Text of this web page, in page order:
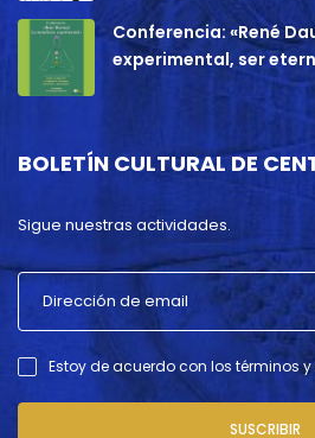
Conferencia: «René
experimental, ser
BOLETÍN CULTURAL DE
Sigue nuestras actividades.
Estoy de acuerdo con los términos
SUSCRIBIR